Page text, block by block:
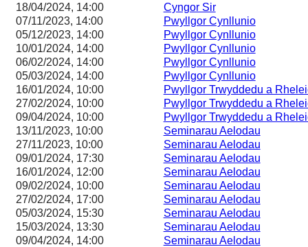
18/04/2024, 14:00 Cyngor Sir
07/11/2023, 14:00 Pwyllgor Cynllunio
05/12/2023, 14:00 Pwyllgor Cynllunio
10/01/2024, 14:00 Pwyllgor Cynllunio
06/02/2024, 14:00 Pwyllgor Cynllunio
05/03/2024, 14:00 Pwyllgor Cynllunio
16/01/2024, 10:00
Pwyllgor Trwyddedu a
27/02/2024, 10:00
Pwyllgor Trwyddedu a
09/04/2024, 10:00
Pwyllgor Trwyddedu a
13/11/2023, 10:00
Seminarau Aelodau
27/11/2023, 10:00 Seminarau Aelodau
09/01/2024, 17:30 Seminarau Aelodau
16/01/2024, 12:00 Seminarau Aelodau
09/02/2024, 10:00 Seminarau Aelodau
27/02/2024, 17:00 Seminarau Aelodau
05/03/2024, 15:30 Seminarau Aelodau
15/03/2024, 13:30 Seminarau Aelodau
09/04/2024, 14:00 Seminarau Aelodau